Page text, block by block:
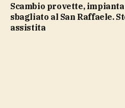
Scambio provette, impiantato l’embrione
sbagliato al San Raffaele.
assistita